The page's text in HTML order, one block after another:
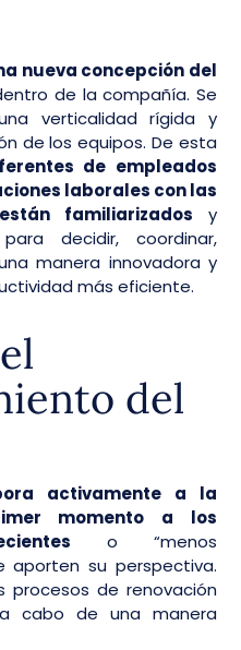
nueva concepción del
de la compañía. Se
verticalidad rígida y
de los equipos. De esta
de empleados
laborales con las
familiarizados y
decidir, coordinar,
manera innovadora y
más eficiente.
del
activamente a la
momento a los
o “menos
aporten su perspectiva.
procesos de renovación
cabo de una manera